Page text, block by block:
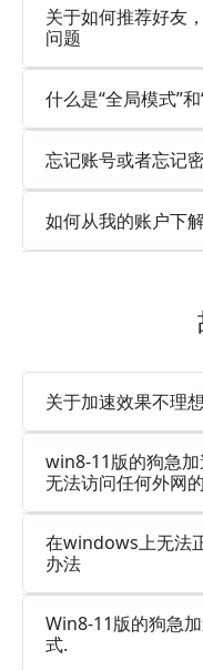
关于如何推荐好友
问题
什么是“全局模式”
忘记账号或者忘记
如何从我的账户下
关于加速效果不理
win8-11版的狗急
无法访问任何外网
在windows上无法
办法
Win8-11版的狗急
式.